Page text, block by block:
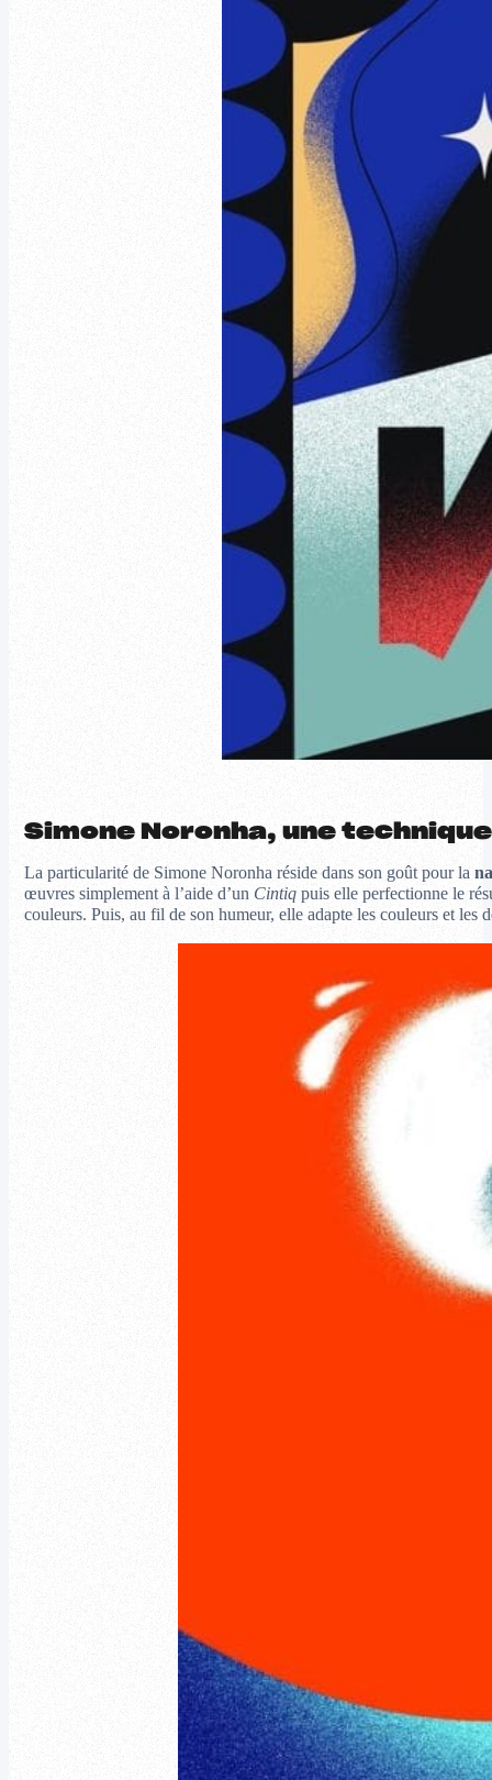
Simone Noronha, une
La particularité de Simone Noronha réside dans son goût pour la
œuvres simplement à l’aide d’un Cintiqpuis elle perfectionne le
couleurs. Puis, au fil de son humeur, elle adapte les couleurs et les